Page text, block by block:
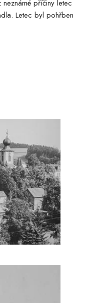
příčiny letec
Letec byl pohřben